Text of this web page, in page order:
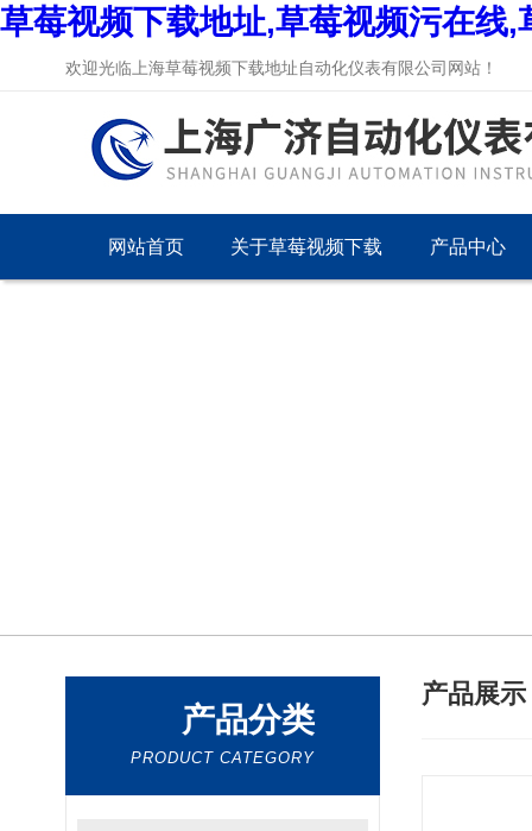
草莓视频下载地址,草莓视频污在线
欢迎光临上海草莓视频下载地址自动化仪表有限公司网站！
网站首页 关于草莓视频下载 产品中心
产品分类
PRODUCT CATEGORY
产品展示